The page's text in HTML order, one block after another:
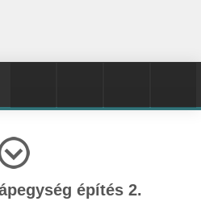
építés 2.